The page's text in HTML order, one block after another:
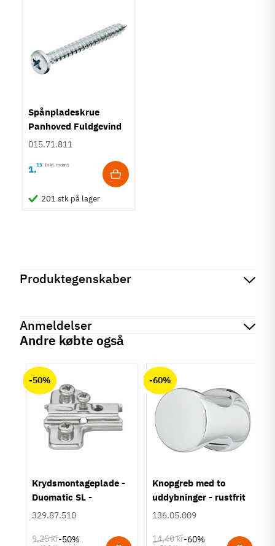
Spånpladeskrue
Panhoved Fuldgevind
Ø4,0 - PZ2
015.71.811
1,15 Inkl. moms
201 stk på lager
Produktegenskaber
Produktinformation
Kunststof
Farve
Blå
Drejelige kroge
Loftkrog
Anmeldelser
Andre købte også
-50%
Krydsmontageplade -
Duomatic SL -
Euroskruer
329.87.510
9,25 kr-50%
-60%
Knopgreb med to
uddybninger - rustfrit
stål
136.05.009
14,40 kr-60%